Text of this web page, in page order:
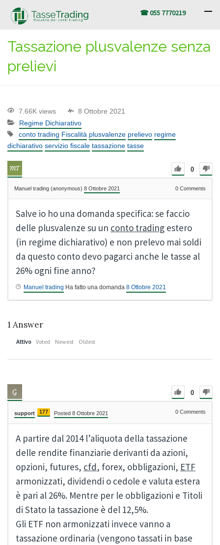
☎ 055 7770219
Tassazione plusvalenze senza
prelievi
7.66K views
8 Ottobre 2021
Regime Dichiarativo
conto trading Fiscalità plusvalenze prelievo regime
dichiarativo servizio fiscale tassazione tasse
0
Manuel trading (anonymous) 8 Ottobre 2021 0 Comments
Salve io ho una domanda specifica: se faccio
delle plusvalenze su un conto trading estero
(in regime dichiarativo) e non prelevo mai soldi
da questo conto devo pagarci anche le tasse al
26% ogni fine anno?
Manuel trading Ha fatto una domanda 8 Ottobre 2021
1 Answer
Attivo Voted Newest Oldest
0
support 177 Posted 8 Ottobre 2021 0 Comments
A partire dal 2014 l’aliquota della tassazione
delle rendite finanziarie derivanti da azioni,
opzioni, futures, cfd, forex, obbligazioni, ETF
armonizzati, dividendi o cedole e valuta estera
è pari al 26%. Mentre per le obbligazioni e Titoli
di Stato la tassazione è del 12,5%.
Gli ETF non armonizzati invece vanno a
tassazione ordinaria (vengono tassati in base